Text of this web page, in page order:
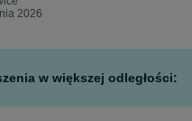
2026
w większej odległości: